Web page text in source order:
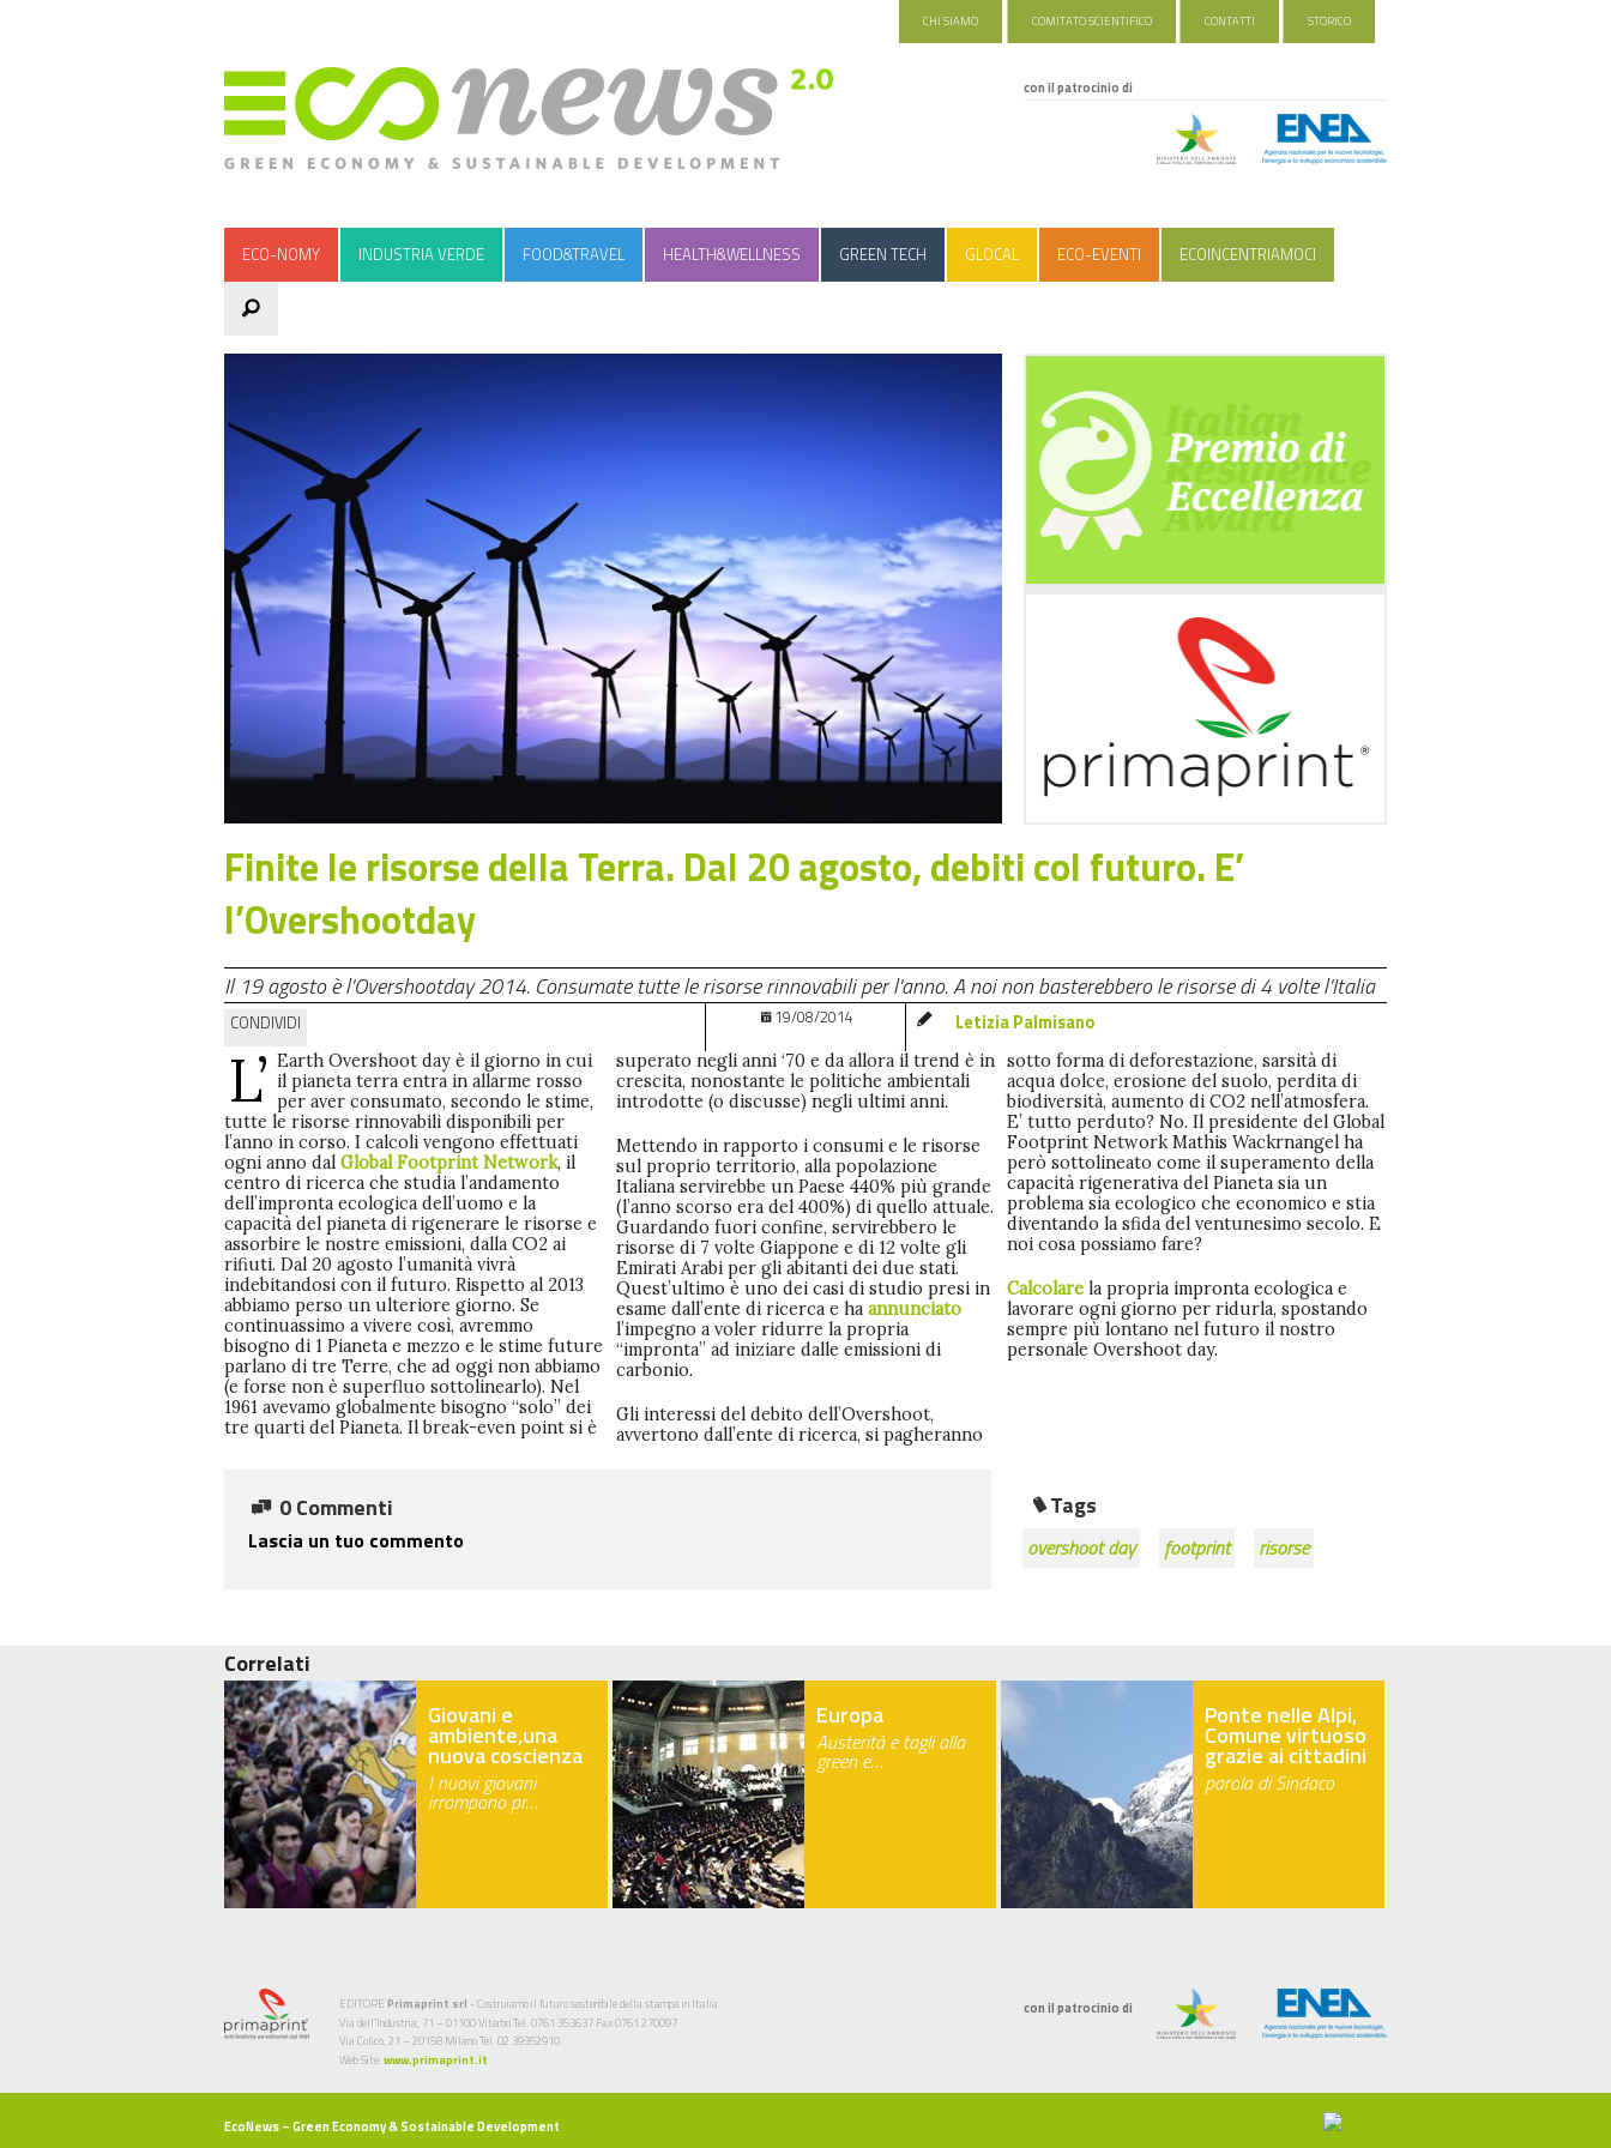
CHI SIAMO COMITATO SCIENTIFICO CONTATTI STORICO
con il patrocinio di
ECO-NOMY INDUSTRIA VERDE FOOD&TRAVEL HEALTH&WELLNESS GREEN TECH GLOCAL ECO-EVENTI ECOINCENTRIAMOCI
Finite le risorse della Terra. Dal 20 agosto, debiti col futuro. E’
l’Overshootday
Il 19 agosto è l'Overshootday 2014. Consumate tutte le risorse rinnovabili per l'anno. A noi non basterebbero le risorse di 4 volte l'Italia
CONDIVIDI 19/08/2014 Letizia Palmisano
L’ Earth Overshoot day è il giorno in cui
il pianeta terra entra in allarme rosso
per aver consumato, secondo le stime,
tutte le risorse rinnovabili disponibili per
l’anno in corso. I calcoli vengono effettuati
ogni anno dal Global Footprint Network, il
centro di ricerca che studia l’andamento
dell’impronta ecologica dell’uomo e la
capacità del pianeta di rigenerare le risorse e
assorbire le nostre emissioni, dalla CO2 ai
rifiuti. Dal 20 agosto l’umanità vivrà
indebitandosi con il futuro. Rispetto al 2013
abbiamo perso un ulteriore giorno. Se
continuassimo a vivere così, avremmo
bisogno di 1 Pianeta e mezzo e le stime future
parlano di tre Terre, che ad oggi non abbiamo
(e forse non è superfluo sottolinearlo). Nel
1961 avevamo globalmente bisogno “solo” dei
tre quarti del Pianeta. Il break-even point si è
superato negli anni ‘70 e da allora il trend è in
crescita, nonostante le politiche ambientali
introdotte (o discusse) negli ultimi anni.
Mettendo in rapporto i consumi e le risorse
sul proprio territorio, alla popolazione
Italiana servirebbe un Paese 440% più grande
(l’anno scorso era del 400%) di quello attuale.
Guardando fuori confine, servirebbero le
risorse di 7 volte Giappone e di 12 volte gli
Emirati Arabi per gli abitanti dei due stati.
Quest’ultimo è uno dei casi di studio presi in
esame dall’ente di ricerca e ha annunciato
l’impegno a voler ridurre la propria
“impronta” ad iniziare dalle emissioni di
carbonio.
Gli interessi del debito dell’Overshoot,
avvertono dall’ente di ricerca, si pagheranno
sotto forma di deforestazione, sarsità di
acqua dolce, erosione del suolo, perdita di
biodiversità, aumento di CO2 nell’atmosfera.
E’ tutto perduto? No. Il presidente del Global
Footprint Network Mathis Wackrnangel ha
però sottolineato come il superamento della
capacità rigenerativa del Pianeta sia un
problema sia ecologico che economico e stia
diventando la sfida del ventunesimo secolo. E
noi cosa possiamo fare?
Calcolarela propria impronta ecologica e
lavorare ogni giorno per ridurla, spostando
sempre più lontano nel futuro il nostro
personale Overshoot day.
0 Commenti
Lascia un tuo commento
Tags
overshoot day footprint risorse
Correlati
Giovani e
ambiente,una
nuova coscienza
I nuovi giovani
irrompono pr…
Europa
Austerità e tagli alla
green e…
Ponte nelle Alpi,
Comune virtuoso
grazie ai cittadini
parola di Sindaco
EDITORE Primaprint srl - Costruiamo il futuro sostenibile della stampa in Italia
Via dell’Industria, 71 – 01100 Viterbo Tel. 0761 353637 Fax 0761 270097
Via Colico, 21 – 20158 Milano Tel. 02 39352910
Web Site: www.primaprint.it
con il patrocinio di
EcoNews– Green Economy & Sostainable Development